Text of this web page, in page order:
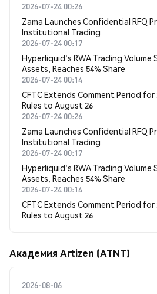
2026-07-24 00:26
Zama Launches Confidential RFQ
Institutional Trading
2026-07-24 00:17
Hyperliquid's RWA Trading Volume
Assets, Reaches 54% Share
2026-07-24 00:14
CFTC Extends Comment Period
Rules to August 26
2026-07-24 00:26
Zama Launches Confidential RFQ
Institutional Trading
2026-07-24 00:17
Hyperliquid's RWA Trading Volume
Assets, Reaches 54% Share
2026-07-24 00:14
CFTC Extends Comment Period
Rules to August 26
Академия Artizen (ATNT)
2026-08-06